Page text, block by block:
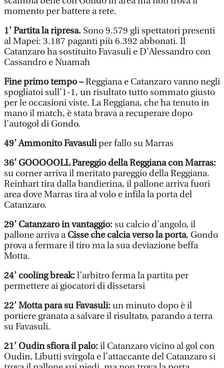
momento per battere a rete.
1’ Partita la ripresa. Sono 9.579 gli spettatori presenti
al Mapei: 3.187 paganti più 6.392 abbonati. Il
Catanzaro ha sostituito Favasuli e D’Alessandro con
Cassandro e Nuamah
Fine primo tempo –Reggiana e Catanzaro vanno negli
spogliatoi sull’1-1, un risultato tutto sommato giusto
per le occasioni viste. La Reggiana, che ha tenuto in
mano il match, è stata brava a recuperare dopo
l’autogol di Gondo.
49’ Ammonito Favasuliper fallo su Marras
36’ GOOOOOLL Pareggio della Reggiana con Marras:
su corner arriva il meritato pareggio della Reggiana.
Reinhart tira dalla bandierina, il pallone arriva fuori
area dove Marras tira al volo e infila la porta del
Catanzaro.
29’ Catanzaro in vantaggio:su calcio d’angolo, il
pallone arriva aCisse che calcia verso la porta, Gondo
prova a fermare il tiro ma la sua deviazione beffa
Motta.
24’ cooling break:l’arbitro ferma la partita per
permettere ai giocatori di dissetarsi
22’ Motta para su Favasuli:un minuto dopo è il
portiere granata a salvare il risultato, parando a terra
su Favasuli.
21’ Oudin sfiora il palo:il Catanzaro vicino al gol con
Oudin, Libutti svirgola e l’attaccante del Catanzaro si